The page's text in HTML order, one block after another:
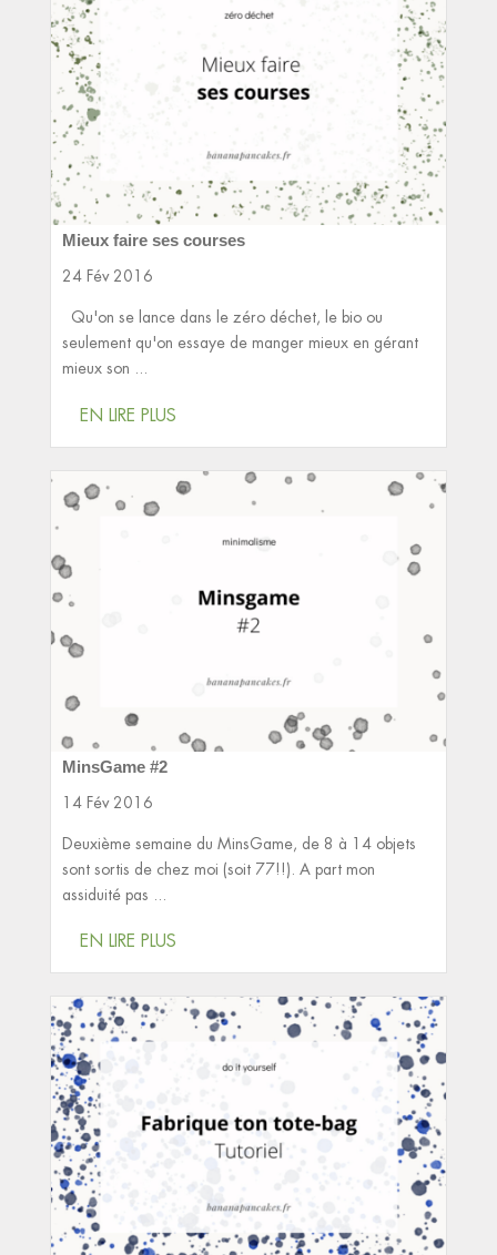
Mieux faire ses courses
24 Fév 2016
Qu'on se lance dans le zéro déchet, le bio ou
seulement qu'on essaye de manger mieux en gérant
mieux son ...
EN LIRE PLUS
MinsGame #2
14 Fév 2016
Deuxième semaine du MinsGame, de 8 à 14 objets
sont sortis de chez moi (soit 77!!). A part mon
assiduité pas ...
EN LIRE PLUS